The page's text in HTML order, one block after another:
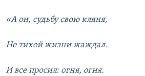
«А он, судьбу свою кляня,
Не тихой жизни жаждал.
И все просил: огня, огня.